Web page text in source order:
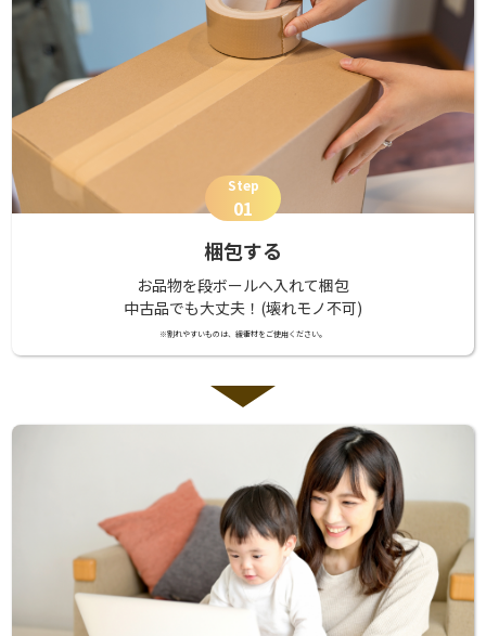
Step
01
梱包する
お品物を段ボールへ入れて梱包
中古品でも大丈夫！(壊れモノ不可)
※割れやすいものは、緩衝材をご使用ください。